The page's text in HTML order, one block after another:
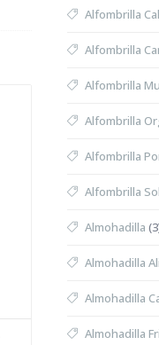
Alfombrilla
Alfombrilla
Alfombrilla
Alfombrilla
Alfombrilla
Alfombrilla
Almohadilla
Almohadilla
Almohadilla
Almohadilla